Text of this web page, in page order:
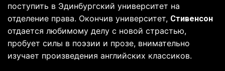
поступить в Эдинбургский университет на
отделение права. Окончив университет, Стивенсон
отдается любимому делу с новой страстью,
пробует силы в поэзии и прозе, внимательно
изучает произведения английских классиков.